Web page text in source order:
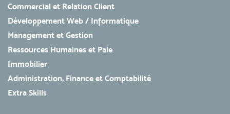
Commercial et Relation Client
Développement Web / Informatique
Management et Gestion
Ressources Humaines et Paie
Immobilier
Administration, Finance et Comptabilité
Extra Skills